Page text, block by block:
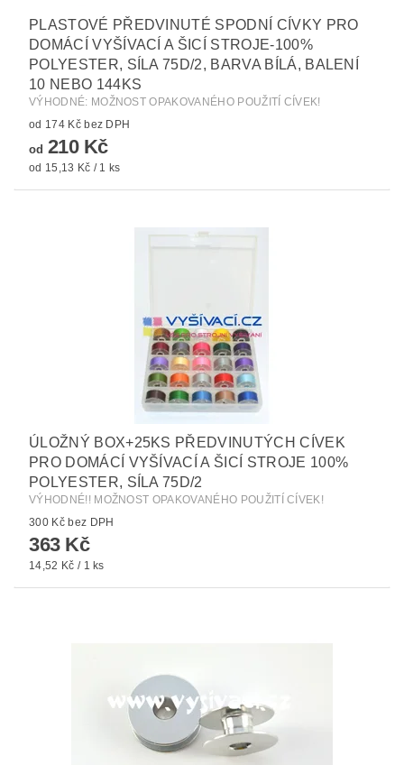
PLASTOVÉ PŘEDVINUTÉ SPODNÍ CÍVKY PRO
DOMÁCÍ VYŠÍVACÍ A ŠICÍ STROJE-100%
POLYESTER, SÍLA 75D/2, BARVA BÍLÁ, BALENÍ
10 NEBO 144KS
VÝHODNÉ: MOŽNOST OPAKOVANÉHO POUŽITÍ CÍVEK!
od 174 Kč bez DPH
od 210 Kč
od 15,13 Kč / 1 ks
ÚLOŽNÝ BOX+25KS PŘEDVINUTÝCH CÍVEK
PRO DOMÁCÍ VYŠÍVACÍ A ŠICÍ STROJE 100%
POLYESTER, SÍLA 75D/2
VÝHODNÉ!! MOŽNOST OPAKOVANÉHO POUŽITÍ CÍVEK!
300 Kč bez DPH
363 Kč
14,52 Kč / 1 ks